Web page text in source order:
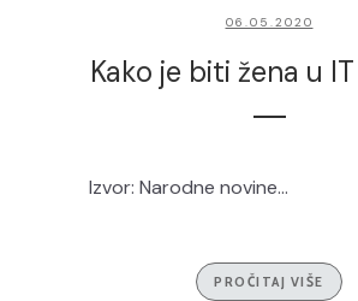
06.05.2020
Kako je biti žena u
Izvor: Narodne novine...
PROČITAJ VIŠE